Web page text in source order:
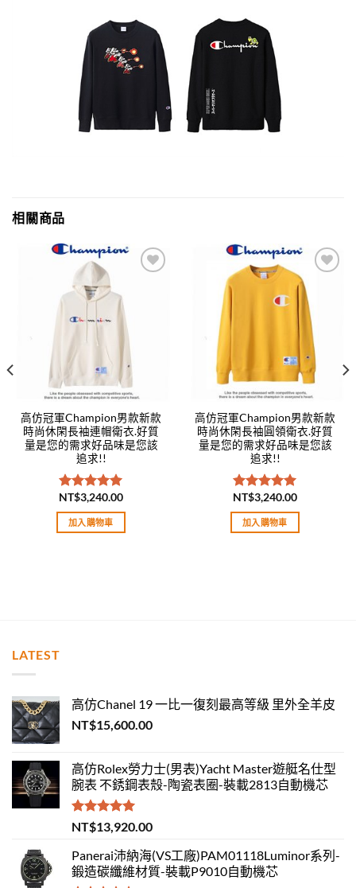
相關商品
高仿冠軍Champion男款新款
時尚休閑長袖連帽衛衣.好質
量是您的需求好品味是您該
追求!!
評分5.00
滿分 5
NT$3,240.00
加入購物車
wishlist
高仿冠軍Champion男款新款
時尚休閑長袖圓領衛衣.好質
量是您的需求好品味是您該
追求!!
評分5.00
滿分 5
NT$3,240.00
加入購物車
LATEST
高仿Chanel 19 一比一復刻最高等級 里外全羊皮
NT$15,600.00
高仿Rolex勞力士(男表)Yacht Master遊艇名仕型
腕表 不銹鋼表殼-陶瓷表圈-裝載2813自動機芯
評分5.00
滿分 5
NT$13,920.00
Panerai沛納海(VS工廠)PAM01118Luminor系列-
鍛造碳纖維材質-裝載P9010自動機芯